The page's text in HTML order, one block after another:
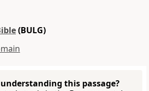
(BULG)
this passage?